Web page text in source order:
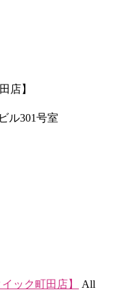
ル301号室
ック町田店】 All